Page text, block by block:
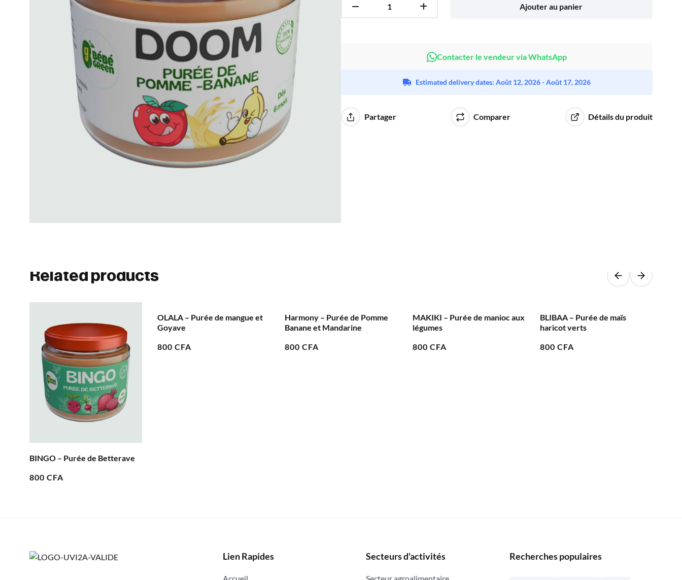
Ajouter au panier
Contacter le vendeur via WhatsApp
Estimated delivery dates: Août 12, 2026 - Août 17, 2026
Partager Comparer Détails du produit
Related products
Goyave
800CFA
Harmony – Purée de Pomme
Banane et Mandarine
800 CFA
MAKIKI – Purée de manioc aux
légumes
800CFA
BLIBAA – Purée de maïs
haricot verts
800 CFA
TROPIKA – Purée de Mangue,
Papaye, Banane
800CFA
Lien Rapides Secteurs d'activités Recherches populaires